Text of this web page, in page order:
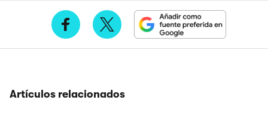
Artículos relacionados